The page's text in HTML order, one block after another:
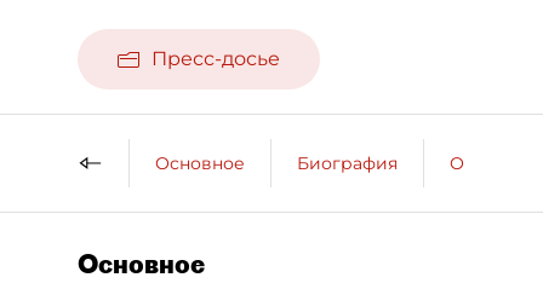
Пресс-досье
Основное Биография
Основное